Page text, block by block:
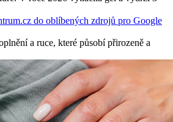
do oblíbených zdrojů pro Google
a ruce, které působí přirozeně a